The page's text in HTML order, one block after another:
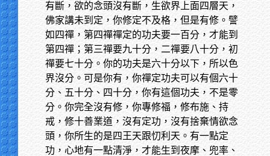
有斷，欲的念頭沒有斷，生欲界上面四層天，
佛家講未到定，你修定不及格，但是有修。譬
如四禪，第四禪禪定的功夫要一百分，才能到
第四禪；第三禪要九十分，二禪要八十分，初
禪要七十分。你的功夫是六十分以下，所以色
界沒分。可是你有，你禪定功夫可以有個六十
分、五十分、四十分，你有這個功夫，不是零
分。你完全沒有修，你專修福，修布施、持
戒，修十善業道，沒有定功，沒有捨棄情欲念
頭，你所生的是四王天跟忉利天。有一點定
功，心地有一點清淨，才能生到夜摩、兜率、